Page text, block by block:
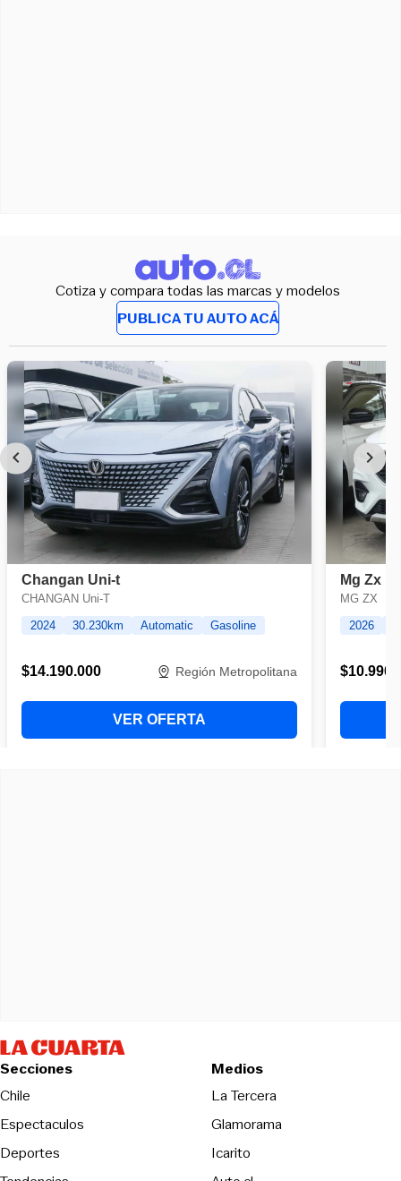
Cotiza y compara todas las marcas y modelos
PUBLICA TU AUTO ACÁ
Secciones
Chile
Espectaculos
Deportes
Medios
La TerceraOpens in new
Glamorama
Icarito